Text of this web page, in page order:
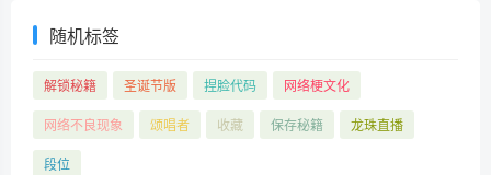
随机标签
解锁秘籍 圣诞节版 捏脸代码 网络梗文化
网络不良现象 颂唱者 收藏 保存秘籍 龙珠直播
段位